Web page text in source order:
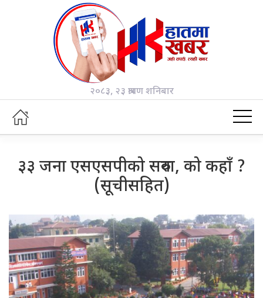
२०८३, २३ श्रावण शनिबार
३३ जना एसएसपीको सरुवा, को कहाँ ?
(सूचीसहित)